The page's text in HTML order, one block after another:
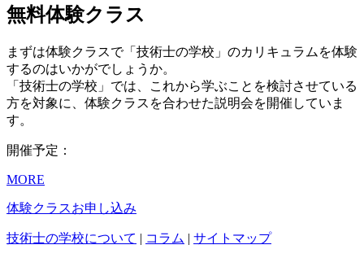
無料体験クラス
まずは体験クラスで「技術士の学校」のカリキュラムを体験
するのはいかがでしょうか。
「技術士の学校」では、これから学ぶことを検討させている
方を対象に、体験クラスを合わせた説明会を開催していま
す。
開催予定：
MORE
体験クラスお申し込み
技術士の学校について | コラム | サイトマップ